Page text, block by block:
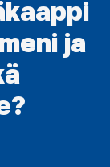
ja